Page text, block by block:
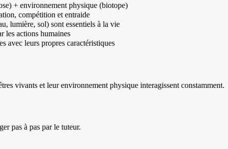
+ environnement physique (biotope)
compétition et entraide
lumière, sol) sont essentiels à la vie
les actions humaines
avec leurs propres caractéristiques
vivants et leur environnement physique interagissent constamment.
pas à pas par le tuteur.